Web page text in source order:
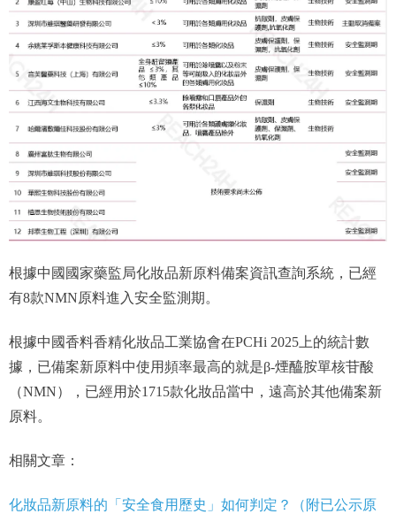
根據中國國家藥監局化妝品新原料備案資訊查詢系統，已經
有8款NMN原料進入安全監測期。
根據中國香料香精化妝品工業協會在PCHi 2025上的統計數
據，已備案新原料中使用頻率最高的就是β-煙醯胺單核苷酸
（NMN），已經用於1715款化妝品當中，遠高於其他備案新
原料。
相關文章：
化妝品新原料的「安全食用歷史」如何判定？（附已公示原